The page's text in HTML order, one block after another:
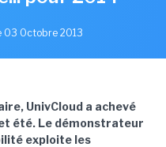
03 Octobre 2013
UnivCloud a achevé
été. Le démonstrateur
exploite les